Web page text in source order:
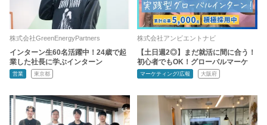
株式会社GreenEnergyPartners
インターン生60名活躍中！24歳で起
業した社長に学ぶインターン
営業 東京都
株式会社アンビエントナビ
【土日週2◎】まだ就活に間に合う！
初心者でもOK！グローバルマーケ
マーケティング/広報 大阪府